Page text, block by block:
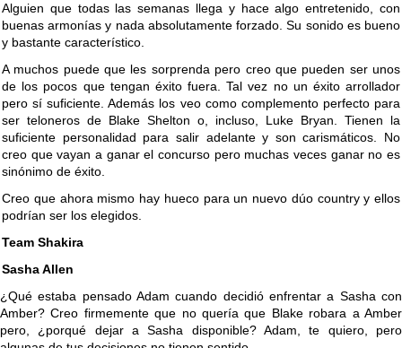
Alguien que todas las semanas llega y hace algo entretenido, con
buenas armonías y nada absolutamente forzado. Su sonido es bueno
y bastante característico.
A muchos puede que les sorprenda pero creo que pueden ser unos
de los pocos que tengan éxito fuera. Tal vez no un éxito arrollador
pero sí suficiente. Además los veo como complemento perfecto para
ser teloneros de Blake Shelton o, incluso, Luke Bryan. Tienen la
suficiente personalidad para salir adelante y son carismáticos. No
creo que vayan a ganar el concurso pero muchas veces ganar no es
sinónimo de éxito.
Creo que ahora mismo hay hueco para un nuevo dúo country y ellos
podrían ser los elegidos.
Team Shakira
Sasha Allen
¿Qué estaba pensado Adam cuando decidió enfrentar a Sasha con
Amber? Creo firmemente que no quería que Blake robara a Amber
pero, ¿porqué dejar a Sasha disponible? Adam, te quiero, pero